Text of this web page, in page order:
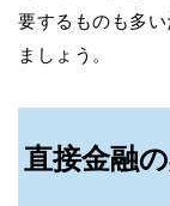
要するものも多
ましょう。
直接金融